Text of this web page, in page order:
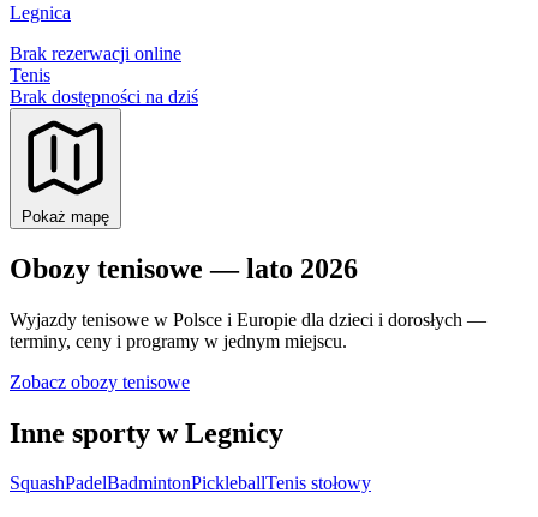
Legnica
Brak rezerwacji online
Tenis
Brak dostępności na dziś
Pokaż mapę
Obozy tenisowe — lato 2026
Wyjazdy tenisowe w Polsce i Europie dla dzieci i dorosłych —
terminy, ceny i programy w jednym miejscu.
Zobacz obozy tenisowe
Inne sporty w Legnicy
SquashPadelBadmintonPickleballTenis stołowy